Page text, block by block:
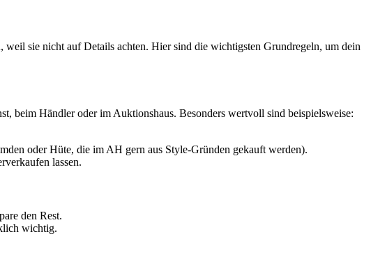
sie nicht auf Details achten. Hier sind die wichtigsten Grundregeln, um dein
beim Händler oder im Auktionshaus. Besonders wertvoll sind beispielsweise:
oder Hüte, die im AH gern aus Style-Gründen gekauft werden).
lassen.
den Rest.
wichtig.